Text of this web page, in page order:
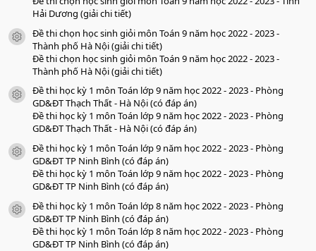
Hải Dương (giải chi tiết)
icon tài liệu
Đề thi chọn học sinh giỏi môn Toán 9 năm học 2022 - 2023 -
Thành phố Hà Nội (giải chi tiết)
Đề thi chọn học sinh giỏi môn Toán 9 năm học 2022 - 2023 -
Thành phố Hà Nội (giải chi tiết)
icon tài liệu
Đề thi học kỳ 1 môn Toán lớp 9 năm học 2022 - 2023 - Phòng
GD&ĐT Thạch Thất - Hà Nội (có đáp án)
Đề thi học kỳ 1 môn Toán lớp 9 năm học 2022 - 2023 - Phòng
GD&ĐT Thạch Thất - Hà Nội (có đáp án)
icon tài liệu
Đề thi học kỳ 1 môn Toán lớp 9 năm học 2022 - 2023 - Phòng
GD&ĐT TP Ninh Bình (có đáp án)
Đề thi học kỳ 1 môn Toán lớp 9 năm học 2022 - 2023 - Phòng
GD&ĐT TP Ninh Bình (có đáp án)
icon tài liệu
Đề thi học kỳ 1 môn Toán lớp 8 năm học 2022 - 2023 - Phòng
GD&ĐT TP Ninh Bình (có đáp án)
Đề thi học kỳ 1 môn Toán lớp 8 năm học 2022 - 2023 - Phòng
GD&ĐT TP Ninh Bình (có đáp án)